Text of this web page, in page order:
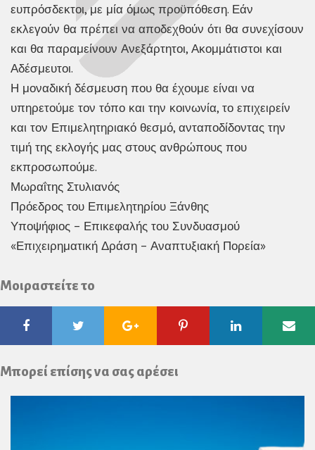
ευπρόσδεκτοι, με μία όμως προϋπόθεση. Εάν
εκλεγούν θα πρέπει να αποδεχθούν ότι θα συνεχίσουν
και θα παραμείνουν Ανεξάρτητοι, Ακομμάτιστοι και
Αδέσμευτοι.
Η μοναδική δέσμευση που θα έχουμε είναι να
υπηρετούμε τον τόπο και την κοινωνία, το επιχειρείν
και τον Επιμελητηριακό θεσμό, ανταποδίδοντας την
τιμή της εκλογής μας στους ανθρώπους που
εκπροσωπούμε.
Μωραΐτης Στυλιανός
Πρόεδρος του Επιμελητηρίου Ξάνθης
Υποψήφιος – Επικεφαλής του Συνδυασμού
«Επιχειρηματική Δράση – Αναπτυξιακή Πορεία»
Μοιραστείτε το
FacebookTwitter Google
Plus
Pinterest Linkedin
Μπορεί επίσης να σας αρέσει